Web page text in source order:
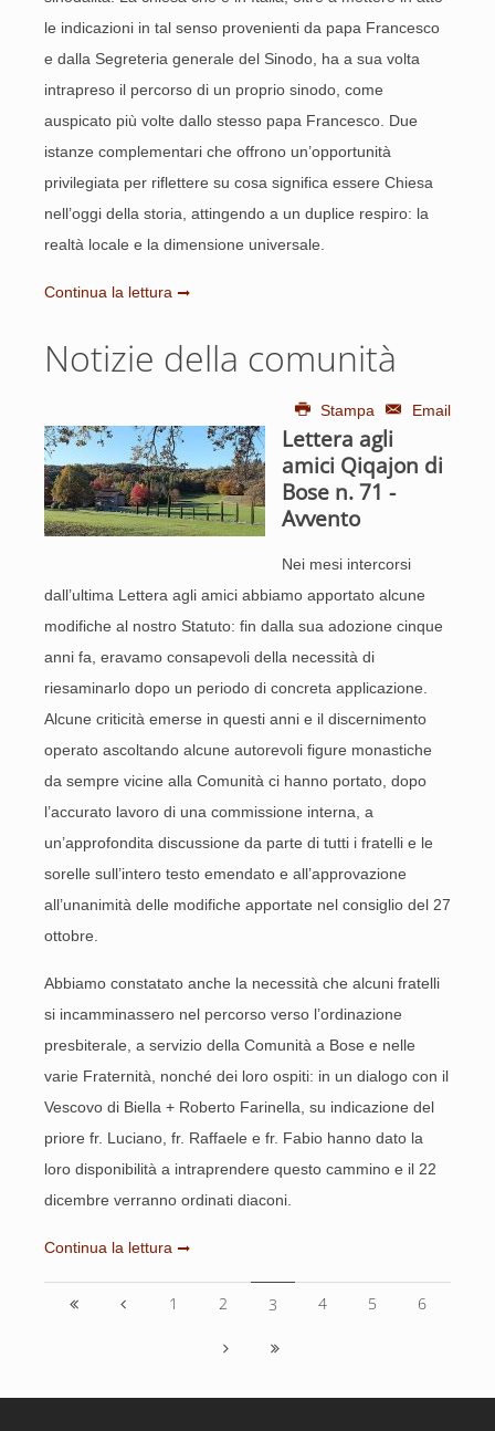
le indicazioni in tal senso provenienti da papa Francesco
e dalla Segreteria generale del Sinodo, ha a sua volta
intrapreso il percorso di un proprio sinodo, come
auspicato più volte dallo stesso papa Francesco. Due
istanze complementari che offrono un’opportunità
privilegiata per riflettere su cosa significa essere Chiesa
nell’oggi della storia, attingendo a un duplice respiro: la
realtà locale e la dimensione universale.
Continua la lettura
Notizie della comunità
Stampa Email
Lettera agli
amici Qiqajon di
Bose n. 71 -
Avvento
Nei mesi intercorsi
dall’ultima Lettera agli amici abbiamo apportato alcune
modifiche al nostro Statuto: fin dalla sua adozione cinque
anni fa, eravamo consapevoli della necessità di
riesaminarlo dopo un periodo di concreta applicazione.
Alcune criticità emerse in questi anni e il discernimento
operato ascoltando alcune autorevoli figure monastiche
da sempre vicine alla Comunità ci hanno portato, dopo
l’accurato lavoro di una commissione interna, a
un’approfondita discussione da parte di tutti i fratelli e le
sorelle sull’intero testo emendato e all’approvazione
all’unanimità delle modifiche apportate nel consiglio del 27
ottobre.
Abbiamo constatato anche la necessità che alcuni fratelli
si incamminassero nel percorso verso l’ordinazione
presbiterale, a servizio della Comunità a Bose e nelle
varie Fraternità, nonché dei loro ospiti: in un dialogo con il
Vescovo di Biella + Roberto Farinella, su indicazione del
priore fr. Luciano, fr. Raffaele e fr. Fabio hanno dato la
loro disponibilità a intraprendere questo cammino e il 22
dicembre verranno ordinati diaconi.
Continua la lettura
1 2 3 4 5 6